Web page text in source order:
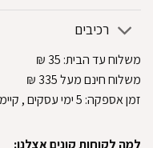
רכיבים
משלוח עד הבית:
₪
משלוח חינם מעל 335
₪
זמן אספקה: 5ימי עסקים,
למה לקוחות קונים אצלנו: